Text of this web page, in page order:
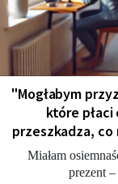
"Мogłabym
które
przeszkadza, co
Miałam
prezent